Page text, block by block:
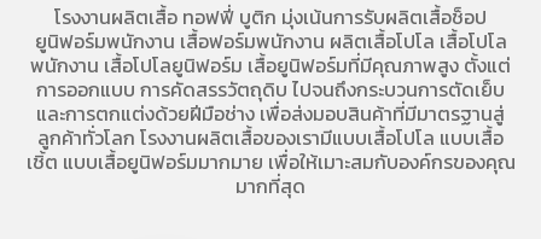
โรงงานผลิตเสื้อ ทอฟฟี่ บูติก มุ่งเน้นการรับผลิตเสื้อช็อป
ยูนิฟอร์มพนักงาน เสื้อฟอร์มพนักงาน ผลิตเสื้อโปโล เสื้อโปโล
พนักงาน เสื้อโปโลยูนิฟอร์ม เสื้อยูนิฟอร์มที่มีคุณภาพสูง ตั้งแต่
การออกแบบ การคัดสรรวัตถุดิบ ไปจนถึงกระบวนการตัดเย็บ
และการตกแต่งด้วยฝีมือช่าง เพื่อส่งมอบสินค้าที่มีมาตรฐานสู่
ลูกค้าทั่วโลก โรงงานผลิตเสื้อของเรามีแบบเสื้อโปโล แบบเสื้อ
เชิ้ต แบบเสื้อยูนิฟอร์มมากมาย เพื่อให้เมาะสมกับองค์กรของคุณ
มากที่สุด